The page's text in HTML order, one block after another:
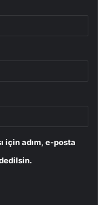
için adım, e-posta